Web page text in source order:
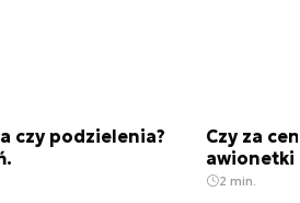
czy podzielenia?
Czy za
awionetki
2 min.